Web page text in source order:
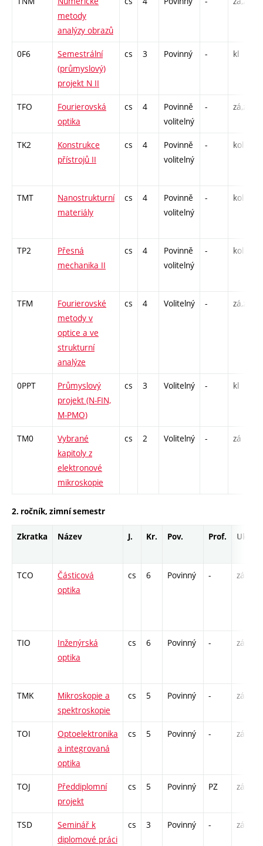
metody
analýzy obrazů
0F6
Semestrální
(průmyslový)
projekt N II
cs 3 Povinný - kl
TFO
Fourierovská
optika
cs 4
Povinně
volitelný
- zá,zk
TK2
Konstrukce
přístrojů II
cs 4
Povinně
volitelný
- kol
TMT
Nanostrukturní
materiály
cs 4
Povinně
volitelný
- kol
TP2
Přesná
mechanika II
cs 4
Povinně
volitelný
- kol
TFM
Fourierovské
metody v
optice a ve
strukturní
analýze
cs 4 Volitelný - zá,zk
0PPT
Průmyslový
projekt (N-FIN,
M-PMO)
cs 3 Volitelný - kl
TM0
Vybrané
kapitoly z
elektronové
mikroskopie
cs 2 Volitelný - zá
2. ročník, zimní semestr
Zkratka Název J. Kr. Pov. Prof. Uk.
TCO
Částicová
optika
cs 6 Povinný - zá,zk
TIO
Inženýrská
optika
cs 6 Povinný - zá,zk
TMK
Mikroskopie a
spektroskopie
cs 5 Povinný - zá,zk
TOI
Optoelektronika
a integrovaná
optika
cs 5 Povinný - zá,zk
TOJ
Předdiplomní
projekt
cs 5 Povinný PZ zá
TSD
Seminář k
diplomové práci
cs 3 Povinný - zá